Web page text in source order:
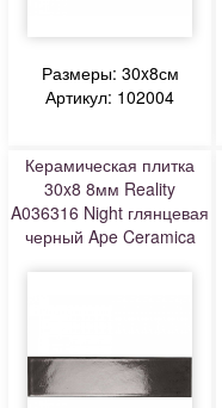
Размеры: 30x8см
Артикул: 102004
Керамическая плитка
30x8 8мм Reality
A036316 Night глянцевая
черный Ape Ceramica